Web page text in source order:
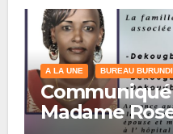
A LA UNE BUREAU BURUNDI
Madame